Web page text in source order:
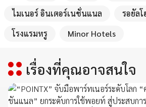
ไมเนอร์ อินเตอร์เนชั่นแนล
รอยัล
โรงแรมหรู
Minor Hotels
เรื่องที่คุณอาจสนใจ